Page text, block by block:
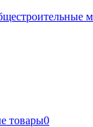
товары0